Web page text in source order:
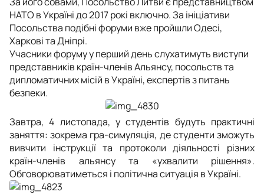
НАТО в Україні до 2017 рокі включно. За ініціативи
Посольства подібні форуми вже пройшли Одесі,
Харкові та Дніпрі.
Учасники форуму у перший день слухатимуть виступи
представників країн-членів Альянсу, посольств та
дипломатичних місій в Україні, експертів з питань
безпеки.
Завтра, 4 листопада, у студентів будуть практичні
заняття: зокрема гра-симуляція, де студенти зможуть
вивчити інструкції та протоколи діяльності різних
країн-членів альянсу та «ухвалити рішення».
Обговорюватиметься і політична ситуація в Україні.